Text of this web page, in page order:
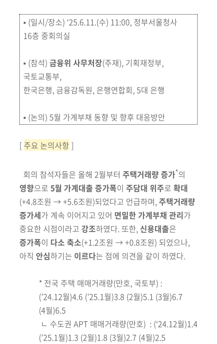
▪ (일시/장소) ‘25.6.11.(수) 11:00, 정부서울청사
16층 중회의실
▪ (참석) 금융위 사무처장(주재), 기획재정부,
국토교통부,
한국은행, 금융감독원, 은행연합회, 5대 은행
▪ (논의) 5월 가계부채 동향 및 향후 대응방안
[ 주요 논의사항 ]
회의 참석자들은 올해 2월부터 주택거래량 증가*의
영향으로 5월 가계대출 증가폭이 주담대 위주로 확대
(+4.8조원 → +5.6조원)되었다고 언급하며,주택거래량
증가세가 계속 이어지고 있어 면밀한 가계부채 관리가
중요한 시점이라고 강조하였다. 또한, 신용대출은
증가폭이 다소 축소(+1.2조원 → +0.8조원) 되었으나,
아직 안심하기는 이르다는 점에 의견을 같이 하였다.
* 전국 주택 매매거래량(만호, 국토부) :
(’24.12월)4.6 (’25.1월)3.8 (2월)5.1 (3월)6.7
(4월)6.5
ㄴ 수도권 APT 매매거래량(만호) : (‘24.12월)1.4
(’25.1월)1.3 (2월)1.8 (3월)2.7 (4월)2.5